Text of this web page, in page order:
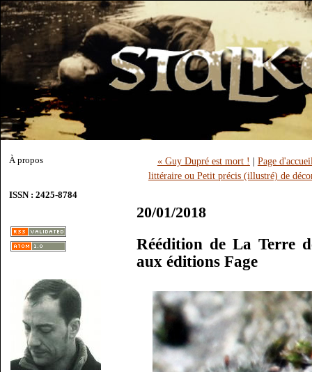
À propos
ISSN : 2425-8784
« Guy Dupré est mort ! | Page
littéraire ou Petit précis (illustré) de
20/01/2018
Réédition de La Terre
aux éditions Fage